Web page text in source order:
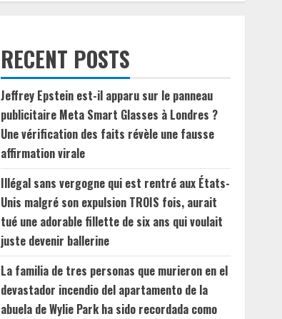
RECENT POSTS
Jeffrey Epstein est-il apparu sur le panneau
publicitaire Meta Smart Glasses à Londres ?
Une vérification des faits révèle une fausse
affirmation virale
Illégal sans vergogne qui est rentré aux États-
Unis malgré son expulsion TROIS fois, aurait
tué une adorable fillette de six ans qui voulait
juste devenir ballerine
La familia de tres personas que murieron en el
devastador incendio del apartamento de la
abuela de Wylie Park ha sido recordada como